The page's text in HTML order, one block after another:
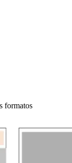
formatos